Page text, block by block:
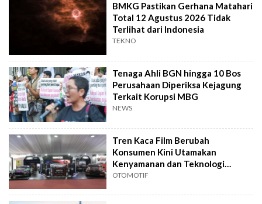
BMKG Pastikan Gerhana Matahari
Total 12 Agustus 2026 Tidak
Terlihat dari Indonesia
TEKNO
Tenaga Ahli BGN hingga 10 Bos
Perusahaan Diperiksa Kejagung
Terkait Korupsi MBG
NEWS
Tren Kaca Film Berubah
Konsumen Kini Utamakan
Kenyamanan dan Teknologi
Kendaraan
OTOMOTIF